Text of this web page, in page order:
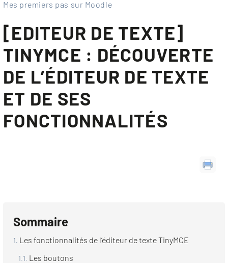
Mes premiers pas sur Moodle
[EDITEUR DE TEXTE]
TINYMCE : DÉCOUVERTE
DE L’ÉDITEUR DE TEXTE
ET DE SES
FONCTIONNALITÉS
Sommaire
Les fonctionnalités de l’éditeur de texte TinyMCE
Les boutons